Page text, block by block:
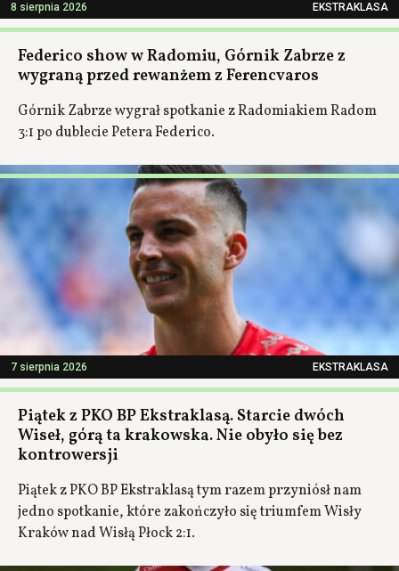
8 sierpnia 2026 EKSTRAKLASA
Federico show w Radomiu, Górnik Zabrze z
wygraną przed rewanżem z Ferencvaros
Górnik Zabrze wygrał spotkanie z Radomiakiem Radom
3:1 po dublecie Petera Federico.
7 sierpnia 2026 EKSTRAKLASA
Piątek z PKO BP Ekstraklasą. Starcie dwóch
Wiseł, górą ta krakowska. Nie obyło się bez
kontrowersji
Piątek z PKO BP Ekstraklasą tym razem przyniósł nam
jedno spotkanie, które zakończyło się triumfem Wisły
Kraków nad Wisłą Płock 2:1.